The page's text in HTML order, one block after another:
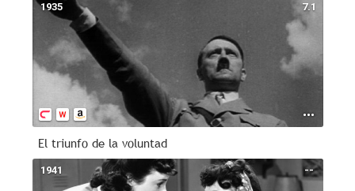
7.1
1935
El triunfo de la voluntad
--
1941